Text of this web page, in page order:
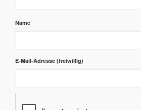
Name
E-Mail-Adresse